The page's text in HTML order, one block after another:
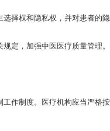
权和隐私权，并对患者的隐
定，加强中医医疗质量管理。
制度。医疗机构应当严格